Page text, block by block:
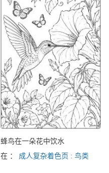
蜂鸟在一朵花中饮水
在 ： 成人复杂着色页 : 鸟类